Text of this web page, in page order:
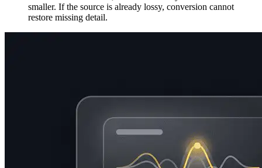
smaller. If the source is already lossy, conversion cannot
restore missing detail.